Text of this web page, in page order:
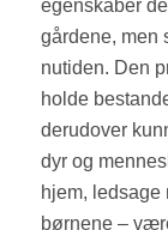
egenskaber
gårdene, men
nutiden. Den
holde
derudover
dyr og
hjem,
børnene –